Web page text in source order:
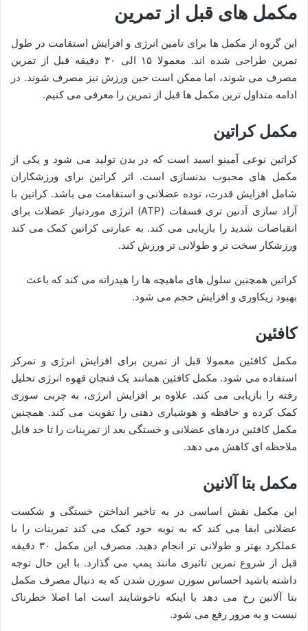
مکمل های قبل از تمرین
این گروه از مکمل ها برای تامین انرژی و افزایش استقامت در طول
تمرین طراحی شده اند. معمولا ۱۵ الی ۳۰ دقیقه قبل از تمرین
مصرف می شوند، اما ممکن است حین ورزش نیز مصرف شوند. در
ادامه متداول ترین مکمل ها قبل از تمرین را معرفی می کنیم.
مکمل کراتین
کراتین نوعی آمینو اسید است که در بدن تولید می شود و یکی از
مکمل های محبوب بدنسازی است. اثر کراتین برای ورزشکاران
شامل افزایش قدرت، توده عضلانی و استقامت می باشد. کراتین با
آزاد سازی آدنین تری فسفات (ATP) انرژی موردنیاز عضلات برای
انقباضات شدید را بازیابی می کند. به عبارتی کراتین کمک می کند
ورزشکار سخت تر و طولانی تر ورزش کند.
کراتین همچنین سلول های ماهیچه ها را هیدراته می کند که باعث
بهبود ریکاوری و افزایش حجم می شود.
کافئین
مکمل کافئین معمولا قبل از تمرین برای افزایش انرژی و تمرکز
استفاده می شود. مکمل کافئین همانند یک فنجان قهوه انرژی تحلیل
رفته را بازیابی می کند. علاوه بر افزایش انرژی، به چربی سوزی
کمک کرده و حافظه و هوشیاری ذهنی را تقویت می کند. همچنین
مکمل کافئین دردهای عضلانی و خستگی بعد از تمرینات را تا حد قابل
ملاحظه ای کاهش می دهد.
مکمل بتا آلانین
این مکمل نقش اساسی در به تاخیر انداختن خستگی و شکست
عضلانی ایفا می کند که به نوبه خود کمک می کند تمرینات را با
عملکرد بهتر و طولانی تر انجام دهید. مصرف این مکمل ۳۰ دقیقه
قبل از شروع تمرین تاثیری مانند پمپ می گذارد. با این حال توجه
داشته باشید احساس سوزن سوزن شدن که به دنبال مصرف مکمل
بتا آلانین رخ می دهد با اینکه ناخوشایند است اما اصلا خطرناک
نیست و به مرور رفع می شود.